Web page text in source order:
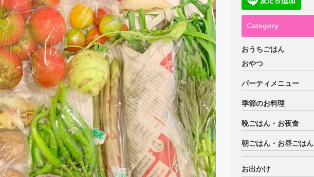
Category
おうちごはん
おやつ
パーティメニュー
季節のお料理
晩ごはん・お夜食
朝ごはん・お昼ごはん
お出かけ